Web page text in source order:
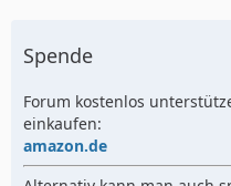
Spende
Forum kostenlos
einkaufen:
amazon.de